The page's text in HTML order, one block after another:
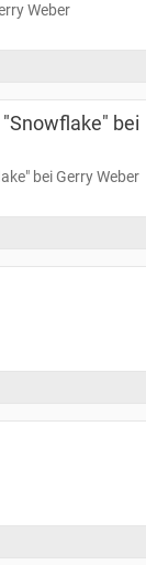
Weber
bei
bei Gerry Weber